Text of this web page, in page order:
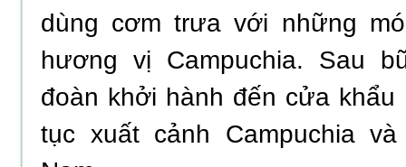
dùng cơm trưa với những
hương vị Campuchia. Sau
đoàn khởi hành đến cửa khẩu
tục xuất cảnh Campuchia